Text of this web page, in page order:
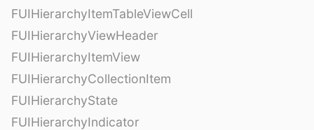
FUIHierarchyItemTableViewCell
FUIHierarchyViewHeader
FUIHierarchyItemView
FUIHierarchyCollectionItem
FUIHierarchyState
FUIHierarchyIndicator